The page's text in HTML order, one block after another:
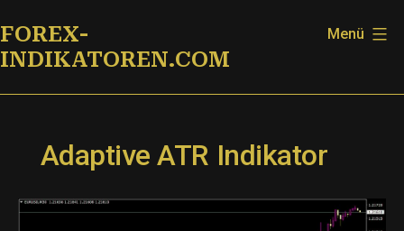
Inhalt
springen
FOREX-
INDIKATOREN.COM
Menü
Adaptive ATR Indikator